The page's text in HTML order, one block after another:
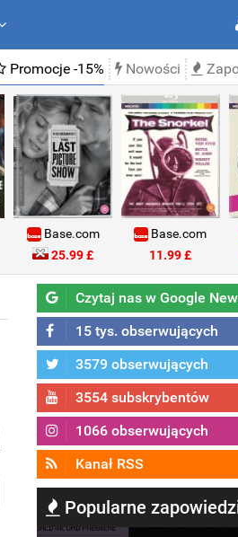
Promocje -15% Nowości
Base.com
25.99 £
Base.com
11.99 £
Czytaj nas w Google
15 tys. obserwujących
3579 obserwujących
3554 subskrybentów
1066 obserwujących
Kanał RSS
Popularne